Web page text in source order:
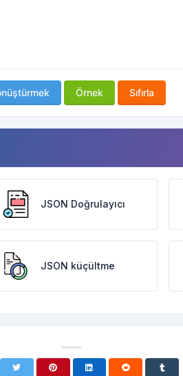
Örnek Sıfırla
JSON Doğrulayıcı
JSON küçültme